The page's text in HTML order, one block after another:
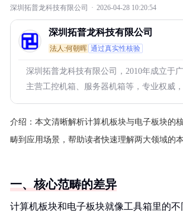
深圳拓普龙科技有限公司 · 2026-04-28 10:20:54
深圳拓普龙科技有限公司
法人:何朝晖 通过真实性核验
深圳拓普龙科技有限公司，2010年成立于
主营工控机箱、服务器机箱等，专业权威，
介绍： 本文清晰解析计算机板块与电子板块的
畴到应用场景，帮助读者快速理解两大领域的
一、核心范畴的差异
计算机板块和电子板块就像工具箱里的不